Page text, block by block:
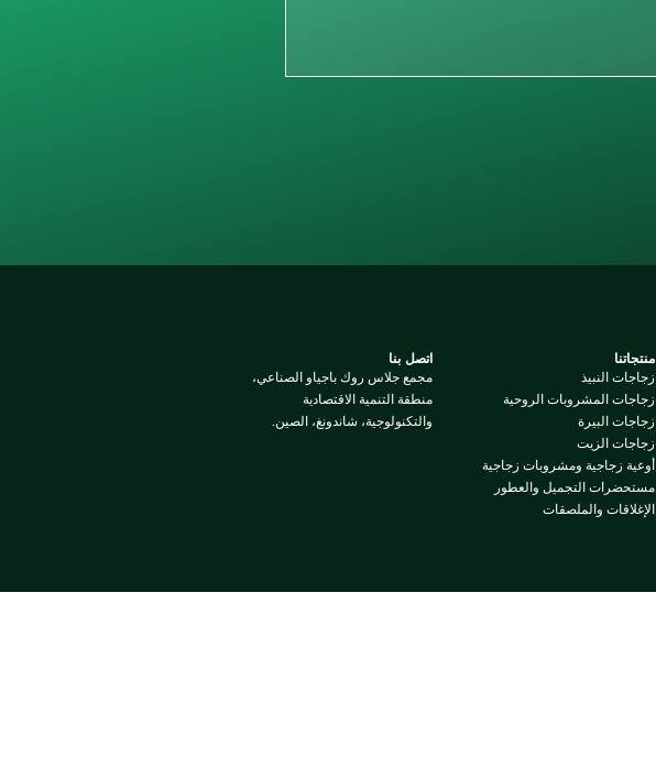
منتجاتنا
زجاجات النبيذ
زجاجات المشروبات الروحية
زجاجات البيرة
زجاجات الزيت
أوعية زجاجية ومشروبات زجاجية
مستحضرات التجميل والعطور
الإغلاقات والملصقات
اتصل بنا
مجمع جلاس روك باجياو الصناعي،
منطقة التنمية الاقتصادية
والتكنولوجية، شاندونغ، الصين.